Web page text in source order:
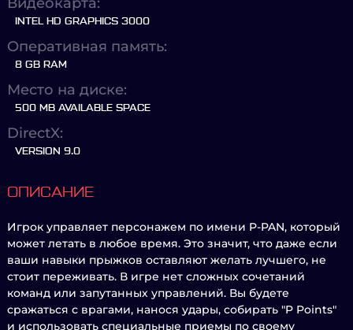
INTEL HD GRAPHICS 3000
Оперативная память:
8 GB RAM
Место на диске:
500 MB AVAILABLE SPACE
DirectX:
VERSION 9.0
ОПИСАНИЕ
Игрок управляет персонажем по имени P-PAN, который
может летать в любое время. Это значит, что даже если
ваши навыки прыжков оставляют желать лучшего, не
стоит переживать. В игре нет сложных сочетаний
команд или запутанных управлений. Вы будете
сражаться с врагами, нанося удары, собирать "P Points"
и использовать специальные приемы по своему